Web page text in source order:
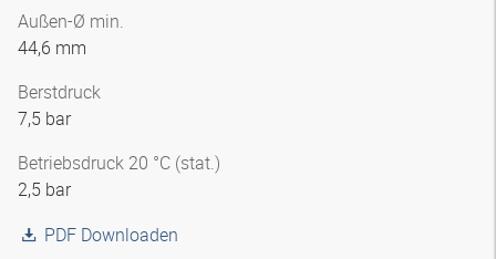
Außen-Ø min.
44,6 mm
Berstdruck
7,5 bar
Betriebsdruck 20 °C (stat.)
2,5 bar
PDF Downloaden